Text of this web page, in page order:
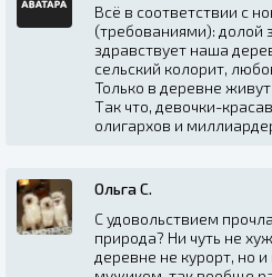
Всё в соответствии с
(требованиями): долой
здравствует наша
сельский колорит,
Только в деревне
Так что, девочки-
олигархов и
Ольга С.
С удовольствием
природа? Ни чуть не
деревне не курорт, но